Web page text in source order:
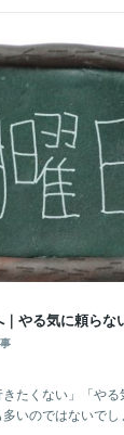
やる気に頼らな
きたくない」「や
いのではないでし